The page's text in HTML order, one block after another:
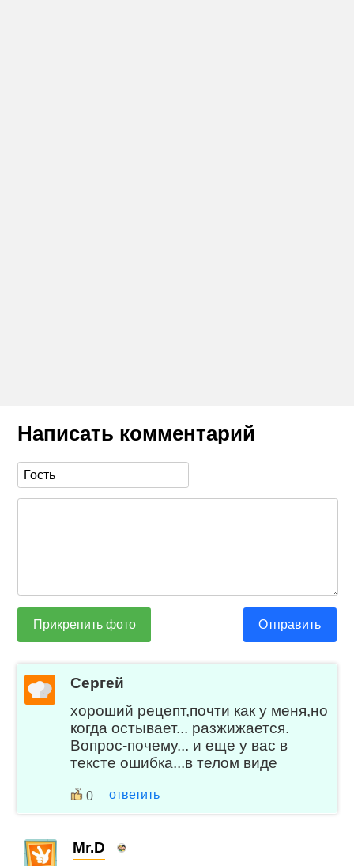
Написать комментарий
Прикрепить фото Отправить
Сергей
хороший рецепт,почти как у меня,но
когда остывает... разжижается.
Вопрос-почему... и еще у вас в
тексте ошибка...в телом виде
0 ответить
Mr.D